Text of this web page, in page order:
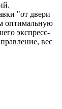
"от двери
оптимальную
экспресс-
вес